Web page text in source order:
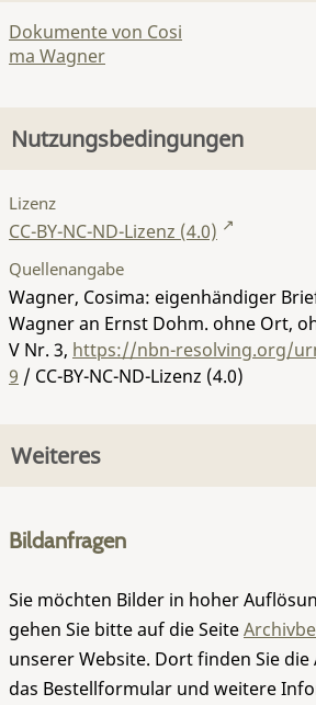
Dokumente von Cosi
ma Wagner
Nutzungsbedingungen
Lizenz
CC-BY-NC-ND-Lizenz (4.0)
Quellenangabe
Wagner, Cosima: eigenhändiger
Wagner an Ernst Dohm. ohne Ort,
V Nr. 3, https://nbn-resolving.org/
9 / CC-BY-NC-ND-Lizenz (4.0)
Weiteres
Bildanfragen
Sie möchten Bilder in hoher
gehen Sie bitte auf die Seite
unserer Website. Dort finden Sie
das Bestellformular und weitere